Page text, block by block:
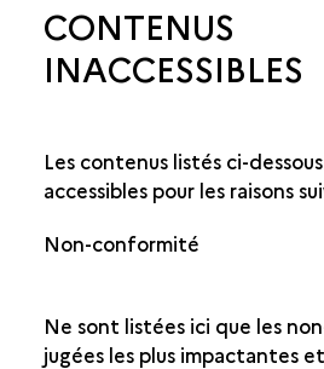
CONTENUS
INACCESSIBLES
Les contenus listés ci-
accessibles pour les raisons
Non-conformité
Ne sont listées ici que les
jugées les plus impactantes